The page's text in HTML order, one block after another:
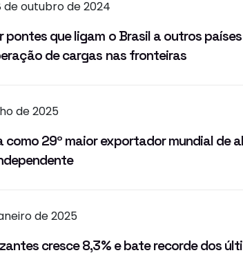
de outubro de 2024
pontes que ligam o Brasil a outros
de cargas nas fronteiras
de 2025
como 29º maior exportador mundial de
de 2025
cresce 8,3% e bate recorde dos